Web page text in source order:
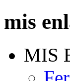
mis
MIS